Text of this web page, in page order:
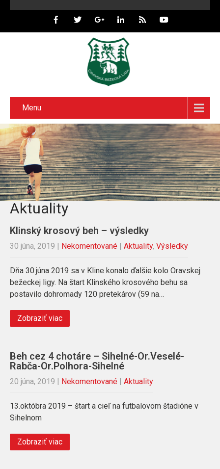
Menu
Aktuality
Klinský krosový beh – výsledky
30 júna, 2019 | Nekomentované | Aktuality, Výsledky
Dňa 30.júna 2019 sa v Kline konalo ďalšie kolo Oravskej
bežeckej ligy. Na štart Klinského krosového behu sa
postavilo dohromady 120 pretekárov (59 na…
Zobraziť viac
Beh cez 4 chotáre – Sihelné-Or.Veselé-
Rabča-Or.Polhora-Sihelné
20 júna, 2019 | Nekomentované | Aktuality
13.októbra 2019 – štart a cieľ na futbalovom štadióne v
Sihelnom
Zobraziť viac